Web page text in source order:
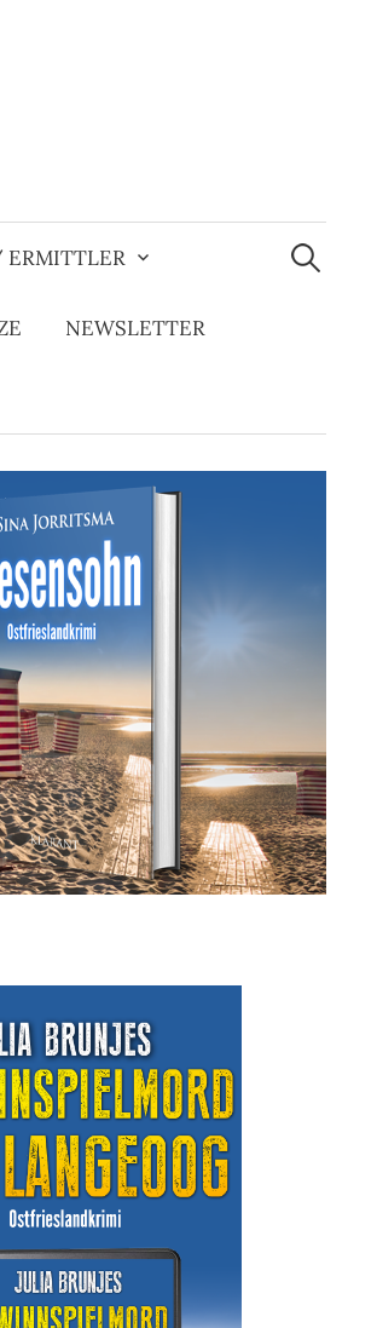
NEWSLETTER
Suchen
nach: